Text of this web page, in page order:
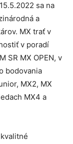
sa na
a
MX trať v
v poradí
SR MX OPEN, v
bodovania
MX2, MX
MX4 a